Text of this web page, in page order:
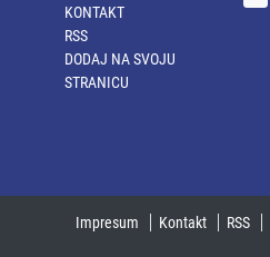
KONTAKT
RSS
DODAJ NA SVOJU
STRANICU
Impresum Kontakt RSS